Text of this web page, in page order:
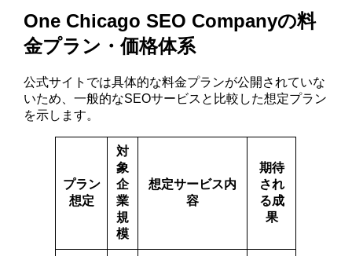
One Chicago SEO Companyの料
金プラン・価格体系
公式サイトでは具体的な料金プランが公開されていな
いため、一般的なSEOサービスと比較した想定プラン
を示します。
プラン
想定
対
象
企
業
規
模
想定サービス内
容
期待
され
る成
果